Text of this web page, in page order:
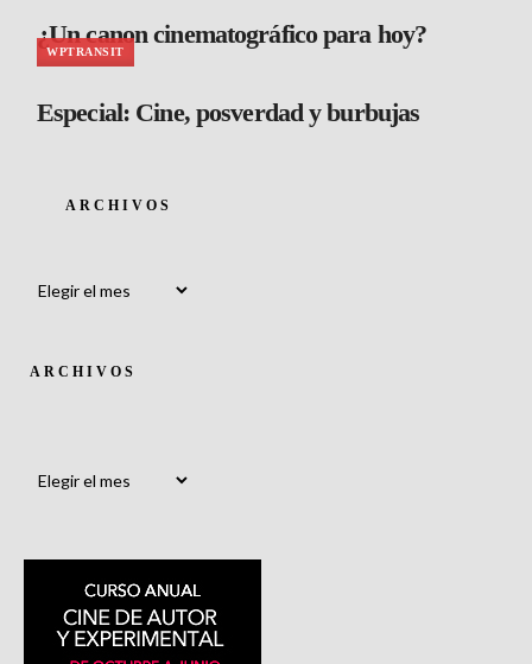
¿Un canon cinematográfico para hoy?
WPTRANSIT
Especial: Cine, posverdad y burbujas
ARCHIVOS
ARCHIVOS